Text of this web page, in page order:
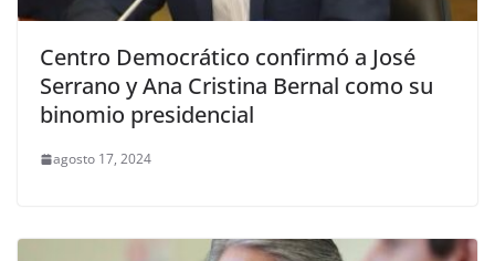
Centro Democrático confirmó a José
Serrano y Ana Cristina Bernal como su
binomio presidencial
agosto 17, 2024